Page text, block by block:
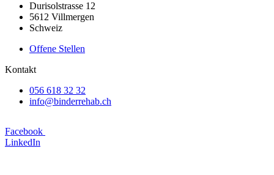
Durisolstrasse 12
5612 Villmergen
Schweiz
Offene Stellen
Kontakt
056 618 32 32
info@binderrehab.ch
Facebook
LinkedIn